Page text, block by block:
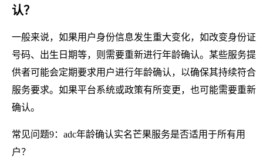
认？
一般来说，如果用户身份信息发生重大变化，如改变身份证
号码、出生日期等，则需要重新进行年龄确认。某些服务提
供者可能会定期要求用户进行年龄确认，以确保其持续符合
服务要求。如果平台系统或政策有所变更，也可能需要重新
确认。
常见问题9：adc年龄确认实名芒果服务是否适用于所有用
户？